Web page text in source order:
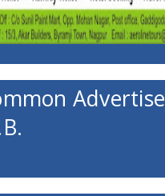
Advertise